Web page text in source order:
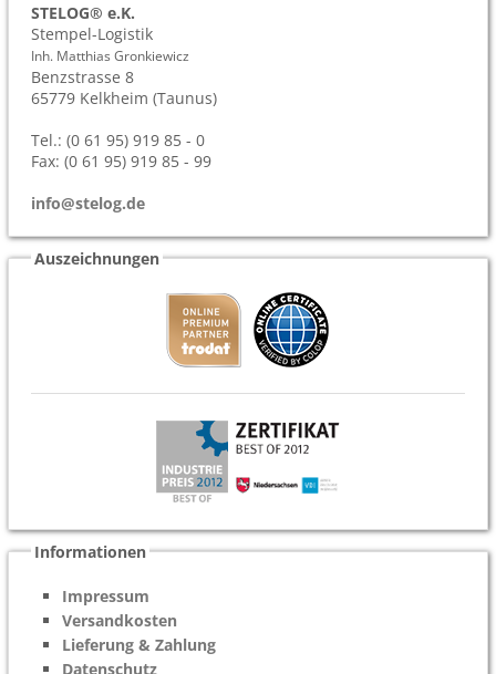
STELOG® e.K.
Stempel-Logistik
Inh. Matthias Gronkiewicz
Benzstrasse 8
65779 Kelkheim (Taunus)
Tel.: (0 61 95) 919 85 - 0
Fax: (0 61 95) 919 85 - 99
info@stelog.de
Auszeichnungen
Informationen
Impressum
Versandkosten
Lieferung & Zahlung
Datenschutz